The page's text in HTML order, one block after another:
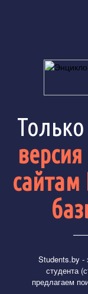
сайтам
Students.by -
студента
предлагаем